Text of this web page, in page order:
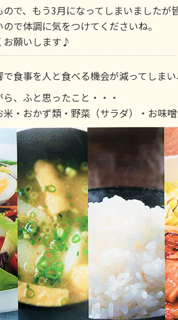
で、もう3月になってしまいましたが
で体調に気をつけてくださいね。
お願いします♪
で食事を人と食べる機会が減ってしま
、ふと思ったこと・・・
・おかず類・野菜（サラダ）・お味